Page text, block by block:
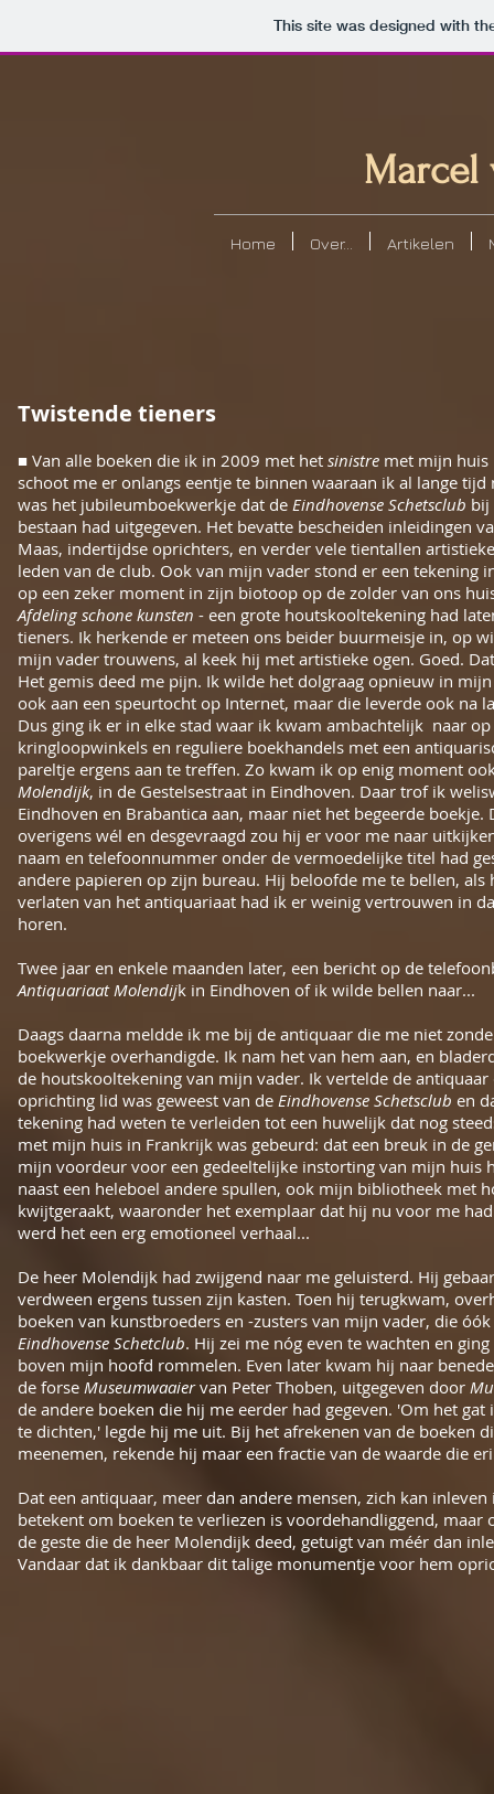
This site was designed with
Marcel
Home Over... Artikelen
Twistende tieners
■ Van alle boeken die ik in 2009 met het sinistre met mijn huis
schoot me er onlangs eentje te binnen waaraan ik al lange
was het jubileumboekwerkje dat de Eindhovense Schetsclub bij
bestaan had uitgegeven. Het bevatte bescheiden inleidingen
Maas, indertijdse oprichters, en verder vele tientallen
leden van de club. Ook van mijn vader stond er een tekening
op een zeker moment in zijn biotoop op de zolder van ons
Afdeling schone kunsten - een grote houtskooltekening had
tieners. Ik herkende er meteen ons beider buurmeisje in, op
mijn vader trouwens, al keek hij met artistieke ogen. Goed.
Het gemis deed me pijn. Ik wilde het dolgraag opnieuw in
ook aan een speurtocht op Internet, maar die leverde ook na
Dus ging ik er in elke stad waar ik kwam ambachtelijk naar
kringloopwinkels en reguliere boekhandels met een
pareltje ergens aan te treffen. Zo kwam ik op enig moment
Molendijk, in de Gestelsestraat in Eindhoven. Daar trof ik
Eindhoven en Brabantica aan, maar niet het begeerde
overigens wél en desgevraagd zou hij er voor me naar
naam en telefoonnummer onder de vermoedelijke titel had
andere papieren op zijn bureau. Hij beloofde me te bellen,
verlaten van het antiquariaat had ik er weinig vertrouwen in
horen.
Twee jaar en enkele maanden later, een bericht op de
Antiquariaat Molendijk in Eindhoven of ik wilde bellen naar...
Daags daarna meldde ik me bij de antiquaar die me niet
boekwerkje overhandigde. Ik nam het van hem aan, en
de houtskooltekening van mijn vader. Ik vertelde de
oprichting lid was geweest van de Eindhovense Schetsclub en
tekening had weten te verleiden tot een huwelijk dat nog
met mijn huis in Frankrijk was gebeurd: dat een breuk in de
mijn voordeur voor een gedeeltelijke instorting van mijn huis
naast een heleboel andere spullen, ook mijn bibliotheek met
kwijtgeraakt, waaronder het exemplaar dat hij nu voor me
werd het een erg emotioneel verhaal...
De heer Molendijk had zwijgend naar me geluisterd. Hij
verdween ergens tussen zijn kasten. Toen hij terugkwam,
boeken van kunstbroeders en -zusters van mijn vader, die
Eindhovense Schetclub. Hij zei me nóg even te wachten en
boven mijn hoofd rommelen. Even later kwam hij naar
de forse Museumwaaiervan Peter Thoben, uitgegeven door
de andere boeken die hij me eerder had gegeven. 'Om het
te dichten,' legde hij me uit. Bij het afrekenen van de boeken
meenemen, rekende hij maar een fractie van de waarde die
Dat een antiquaar, meer dan andere mensen, zich kan
betekent om boeken te verliezen is voordehandliggend, maar
de geste die de heer Molendijk deed, getuigt van méér dan
Vandaar dat ik dankbaar dit talige monumentje voor hem